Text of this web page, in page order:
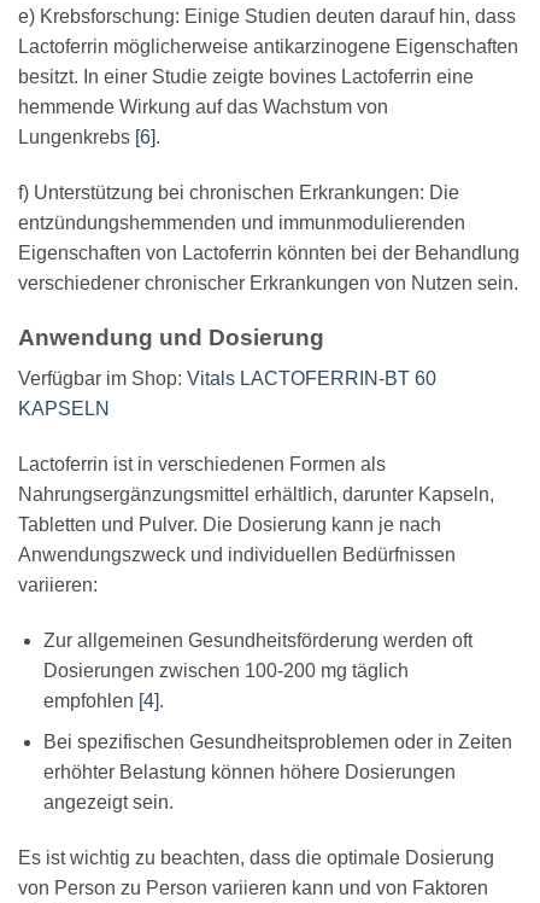
e) Krebsforschung: Einige Studien deuten darauf hin, dass
Lactoferrin möglicherweise antikarzinogene Eigenschaften
besitzt. In einer Studie zeigte bovines Lactoferrin eine
hemmende Wirkung auf das Wachstum von
Lungenkrebs [6].
f) Unterstützung bei chronischen Erkrankungen: Die
entzündungshemmenden und immunmodulierenden
Eigenschaften von Lactoferrin könnten bei der Behandlung
verschiedener chronischer Erkrankungen von Nutzen sein.
Anwendung und Dosierung
Verfügbar im Shop: Vitals LACTOFERRIN-BT 60
KAPSELN
Lactoferrin ist in verschiedenen Formen als
Nahrungsergänzungsmittel erhältlich, darunter Kapseln,
Tabletten und Pulver. Die Dosierung kann je nach
Anwendungszweck und individuellen Bedürfnissen
variieren:
Zur allgemeinen Gesundheitsförderung werden oft
Dosierungen zwischen 100-200 mg täglich
empfohlen [4].
Bei spezifischen Gesundheitsproblemen oder in Zeiten
erhöhter Belastung können höhere Dosierungen
angezeigt sein.
Es ist wichtig zu beachten, dass die optimale Dosierung
von Person zu Person variieren kann und von Faktoren